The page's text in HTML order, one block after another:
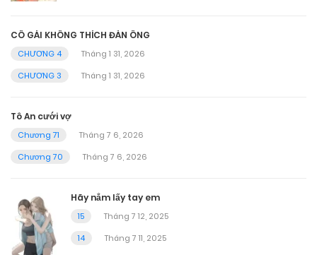
CÔ GÁI KHÔNG THÍCH ĐÀN ÔNG
CHƯƠNG 4
Tháng 1 31, 2026
CHƯƠNG 3
Tháng 1 31, 2026
Tô An cưới vợ
Chương 71
Tháng 7 6, 2026
Chương 70
Tháng 7 6, 2026
Hãy nắm lấy tay em
15
Tháng 7 12, 2025
14
Tháng 7 11, 2025